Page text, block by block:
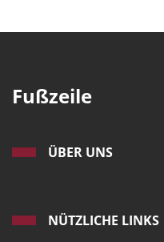
Fußzeile
ÜBER UNS
NÜTZLICHE LINKS